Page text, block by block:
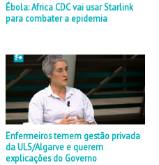
Ébola: Africa CDC vai usar Starlink
para combater a epidemia
Enfermeiros temem gestão privada
da ULS/Algarve e querem
explicações do Governo